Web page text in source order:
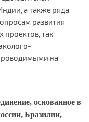
а также ряда
развития
проектов, так
на
основанное в
Бразилии,